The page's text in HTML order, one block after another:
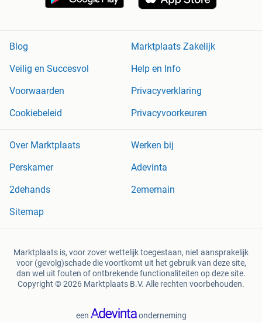
Blog
Marktplaats Zakelijk
Veilig en Succesvol
Help en Info
Voorwaarden
Privacyverklaring
Cookiebeleid
Privacyvoorkeuren
Over Marktplaats
Werken bij
Perskamer
Adevinta
2dehands
2ememain
Sitemap
Marktplaats is, voor zover wettelijk toegestaan, niet aansprakelijk
voor (gevolg)schade die voortkomt uit het gebruik van deze site,
dan wel uit fouten of ontbrekende functionaliteiten op deze site.
Copyright © 2026 Marktplaats B.V. Alle rechten voorbehouden.
een onderneming